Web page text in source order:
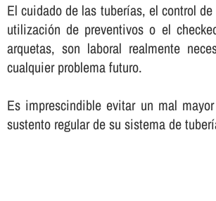
El cuidado de las tuberí­as, el control
utilización de preventivos o el
arquetas, son laboral realmente
cualquier problema futuro.
Es imprescindible evitar un mal
sustento regular de su sistema de